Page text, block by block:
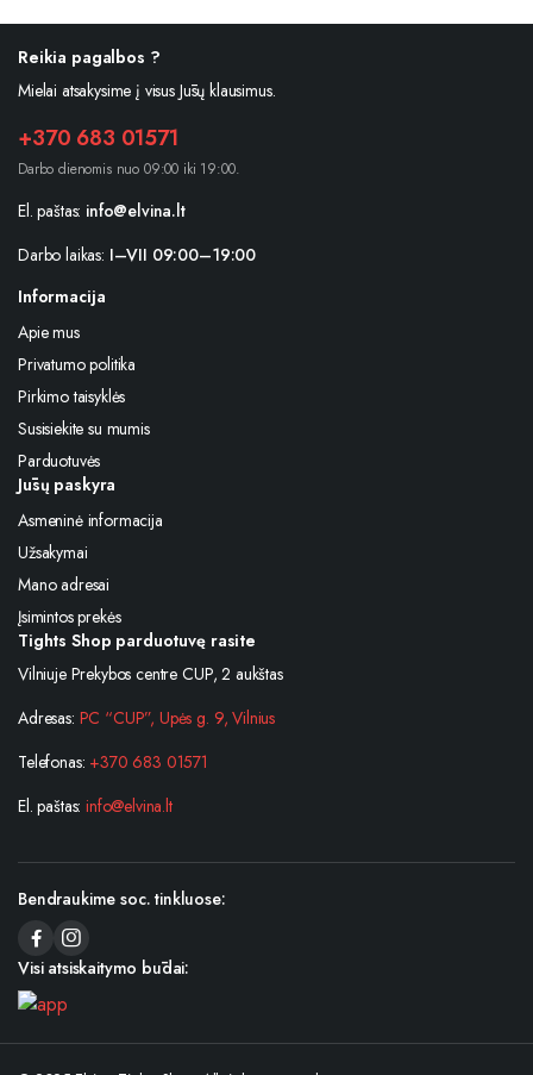
Reikia pagalbos ?
Mielai atsakysime į visus Jūsų klausimus.
+370 683 01571
Darbo dienomis nuo 09:00 iki 19:00.
El. paštas: info@elvina.lt
Darbo laikas: I–VII 09:00–19:00
Informacija
Apie mus
Privatumo politika
Pirkimo taisyklės
Susisiekite su mumis
Parduotuvės
Jūsų paskyra
Asmeninė informacija
Užsakymai
Mano adresai
Įsimintos prekės
Tights Shop parduotuvę rasite
Vilniuje Prekybos centre CUP, 2 aukštas
Adresas: PC “CUP”, Upės g. 9, Vilnius
Telefonas: +370 683 01571
El. paštas:info@elvina.lt
Bendraukime soc. tinkluose:
Visi atsiskaitymo būdai: